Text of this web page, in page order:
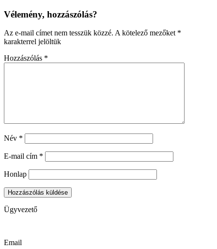
Vélemény, hozzászólás?
Az e-mail címet nem tesszük közzé. A kötelező mezőket *
karakterrel jelöltük
Hozzászólás *
Név *
E-mail cím *
Honlap
Ügyvezető
Email